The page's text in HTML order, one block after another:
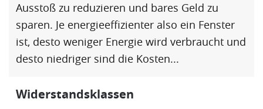
Ausstoß zu reduzieren und bares Geld zu
sparen. Je energieeffizienter also ein Fenster
ist, desto weniger Energie wird verbraucht und
desto niedriger sind die Kosten...
Widerstandsklassen